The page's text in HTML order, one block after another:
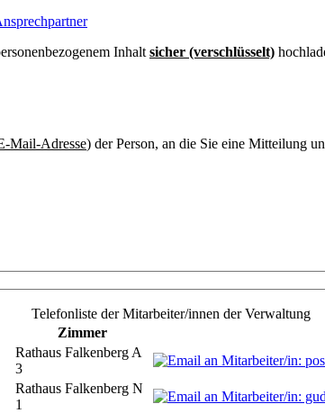
Inhalt sicher (verschlüsselt)
Mail-Adresse) der Person, an die Sie eine Mitteilung
Telefonliste der Mitarbeiter/innen der Verwaltung
Zimmer
Rathaus Falkenberg A
3
Rathaus Falkenberg N
1